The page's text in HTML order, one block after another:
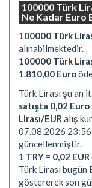
100000 Türk
Ne Kadar Euro
100000 Türk
alınabilmektedir.
100000 Türk
1.810,00 Euro
Türk Lirası şu an
satışta 0,02 Euro
Lirası/EUR alış
07.08.2026
güncellenmiştir.
1 TRY = 0,02 EUR
Türk Lirası bugün
göstererek son